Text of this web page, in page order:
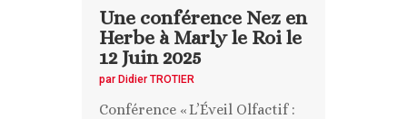
Une conférence Nez en
Herbe à Marly le Roi le
12 Juin 2025
par Didier TROTIER
Conférence « L’Éveil Olfactif :